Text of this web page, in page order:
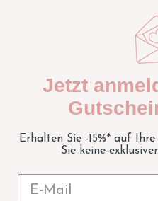
Jetzt
Erhalten Sie -15%* auf
Sie keine